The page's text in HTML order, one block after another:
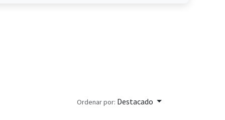
Ordenar por: Destacado